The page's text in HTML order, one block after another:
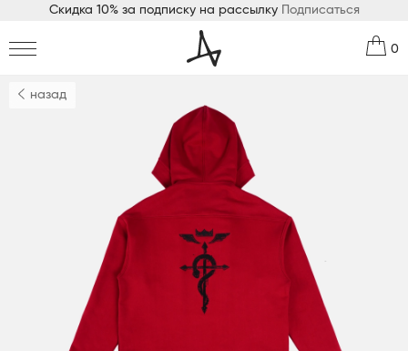
Скидка 10% за подписку на рассылку Подписаться
0
назад